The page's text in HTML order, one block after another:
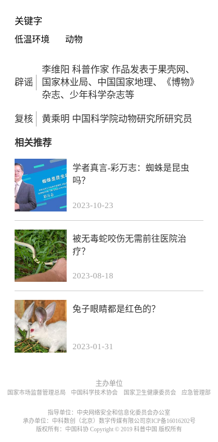
关键字
低温环境 动物
辟谣
李维阳 科普作家 作品发表于果壳网、
国家林业局、中国国家地理、《博物》
杂志、少年科学杂志等
复核 黄乘明 中国科学院动物研究所研究员
相关推荐
学者真言-彩万志：蜘蛛是昆虫
吗？
2023-10-23
被无毒蛇咬伤无需前往医院治
疗？
2023-08-18
兔子眼睛都是红色的？
2023-01-31
主办单位
国家市场监督管理总局 中国科学技术协会 国家卫生健康委员会 应急管理部
指导单位：中央网络安全和信息化委员会办公室
承办单位：中科数创（北京）数字传媒有限公司京ICP备16016202号
版权所有：中国科协 Copyright © 2019 科普中国 版权所有